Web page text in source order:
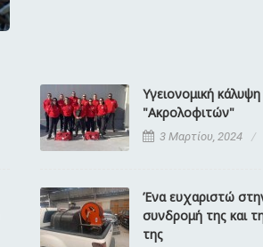
Υγειονομική
"Ακρολοφιτών"
3 Μαρτίου, 2024
Ένα ευχαριστώ
συνδρομή της και
της